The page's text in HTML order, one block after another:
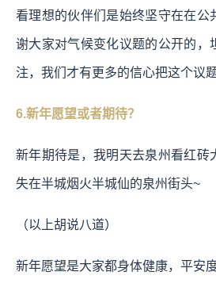
看理想的伙伴们是始终坚守在在公
谢大家对气候变化议题的公开的，
注，我们才有更多的信心把这个议
6.新年愿望或者期待？
新年期待是，我明天去泉州看红砖
失在半城烟火半城仙的泉州街头~
（以上胡说八道）
新年愿望是大家都身体健康，平安